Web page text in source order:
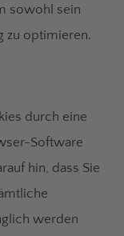
sowohl sein
zu optimieren.
durch eine
Software
hin, dass Sie
werden